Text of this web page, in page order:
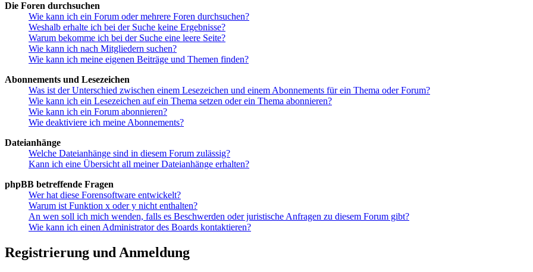
Die Foren durchsuchen
Wie kann ich ein Forum oder mehrere Foren durchsuchen?
Weshalb erhalte ich bei der Suche keine Ergebnisse?
Warum bekomme ich bei der Suche eine leere Seite?
Wie kann ich nach Mitgliedern suchen?
Wie kann ich meine eigenen Beiträge und Themen finden?
Abonnements und Lesezeichen
Was ist der Unterschied zwischen einem Lesezeichen und einem Abonnements für ein Thema oder Forum?
Wie kann ich ein Lesezeichen auf ein Thema setzen oder ein Thema abonnieren?
Wie kann ich ein Forum abonnieren?
Wie deaktiviere ich meine Abonnements?
Dateianhänge
Welche Dateianhänge sind in diesem Forum zulässig?
Kann ich eine Übersicht all meiner Dateianhänge erhalten?
phpBB betreffende Fragen
Wer hat diese Forensoftware entwickelt?
Warum ist Funktion x oder y nicht enthalten?
An wen soll ich mich wenden, falls es Beschwerden oder juristische Anfragen zu diesem Forum gibt?
Wie kann ich einen Administrator des Boards kontaktieren?
Registrierung und Anmeldung